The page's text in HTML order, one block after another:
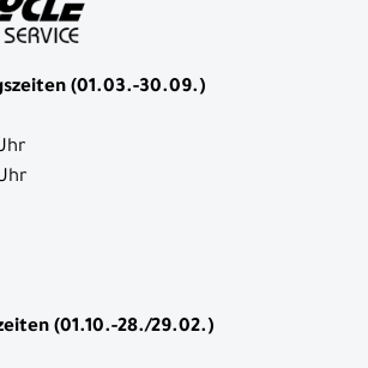
(01.03.-30.09.)
(01.10.-28./29.02.)